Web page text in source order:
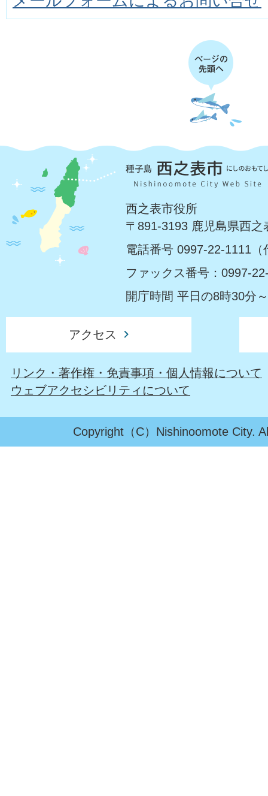
西之表市役所
〒891-3193 鹿児島県西
電話番号 0997-22-1111（
ファックス番号：0997-
開庁時間 平日の8時30分
アクセス
リンク・著作権・免責事項・個人情報について
ウェブアクセシビリティについて
Copyright（C）Nishinoomote City.